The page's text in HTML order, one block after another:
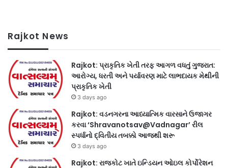
Rajkot News
Rajkot: પ્રાકૃતિક ખેતી તરફ આગળ વધતું ગુજરાત:
આરોગ્ય, ધરતી અને પર્યાવરણ માટે લાભદાયક મેથીની
પ્રાકૃતિક ખેતી
3 days ago
Rajkot: વડનગરના આધ્યાત્મિક વારસાને ઉજાગર
કરવા ‘Shravanotsav@Vadnagar’ રીલ
સ્પર્ધાનો દ્વિતીય તબક્કો આજથી શરૂ
3 days ago
Rajkot: રાજકોટ ખાતે ઇન્ડિયન ઓઇલ કોર્પોરેશન